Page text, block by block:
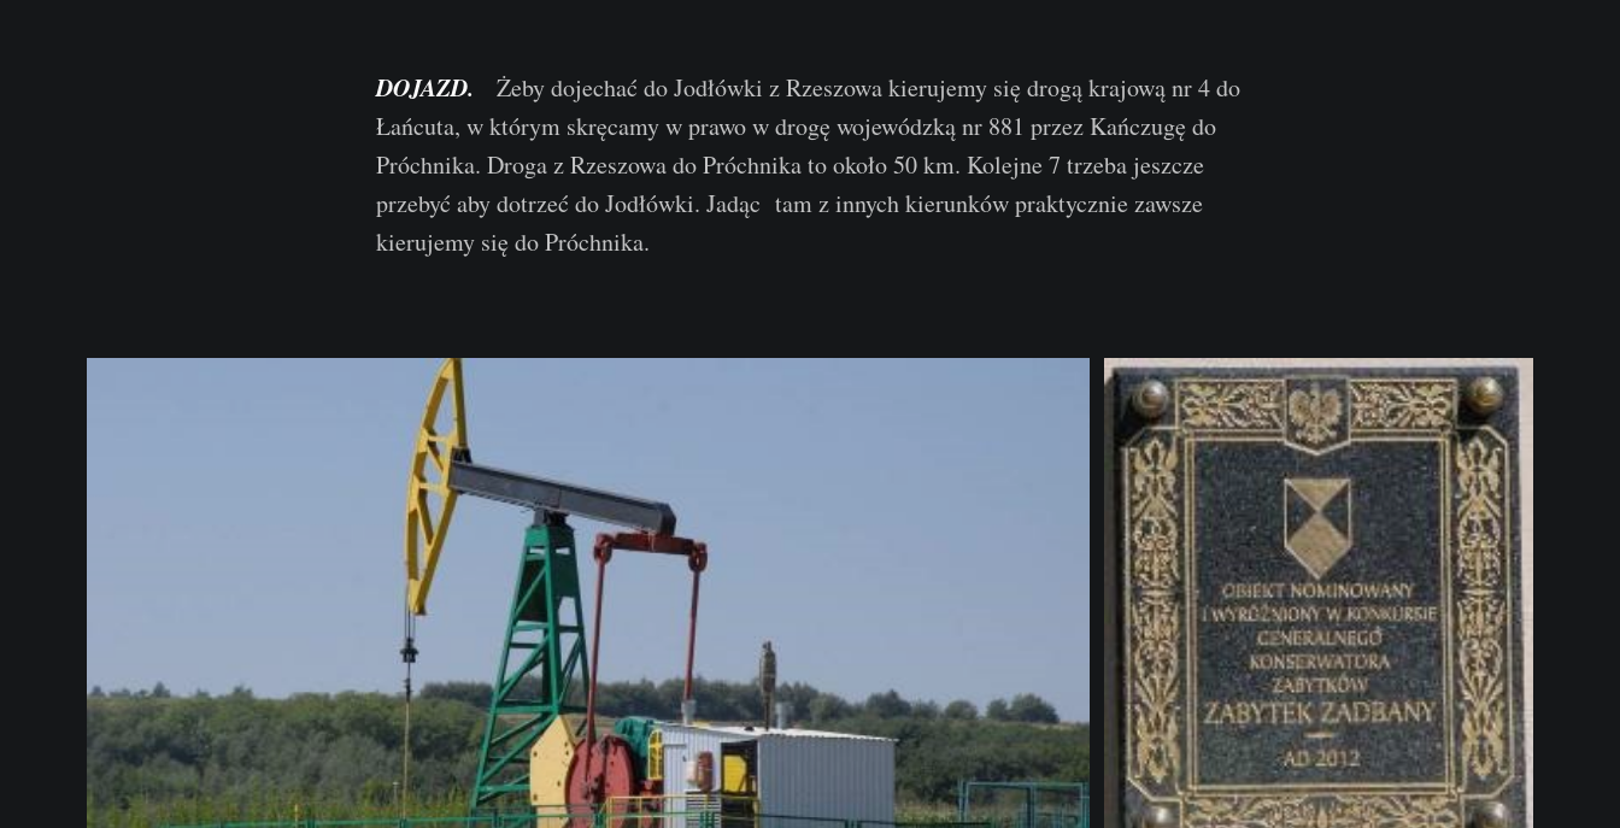
DOJAZD.
Żeby dojechać do Jodłówki z Rzeszowa kierujemy się drogą krajową nr 4 do
Łańcuta, w którym skręcamy w prawo w drogę wojewódzką nr 881 przez Kańczugę do
Próchnika. Droga z Rzeszowa do Próchnika to około 50 km. Kolejne 7 trzeba jeszcze
przebyć aby dotrzeć do Jodłówki. Jadąc tam z innych kierunków praktycznie zawsze
kierujemy się do Próchnika.